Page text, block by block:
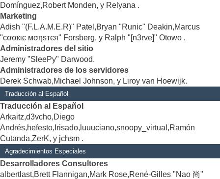
Domínguez,Robert Monden, y Relyana .
Marketing
Adish "(F.L.A.M.E.R)" Patel,Bryan "Runic" Deakin,Marcus
"cσσкιє мσηѕтєя" Forsberg, y Ralph "[n3rve]" Otowo .
Administradores del sitio
Jeremy "SleePy" Darwood.
Administradores de los servidores
Derek Schwab,Michael Johnson, y Liroy van Hoewijk.
Traducción al Español
Traducción al Español
Arkaitz,d3vcho,Diego
Andrés,hefesto,Irisado,luuuciano,snoopy_virtual,Ramón
Cutanda,ZerK, y jchsm .
Agradecimientos Especiales
Desarrolladores Consultores
albertlast,Brett Flannigan,Mark Rose,René-Gilles "Nao 尚"